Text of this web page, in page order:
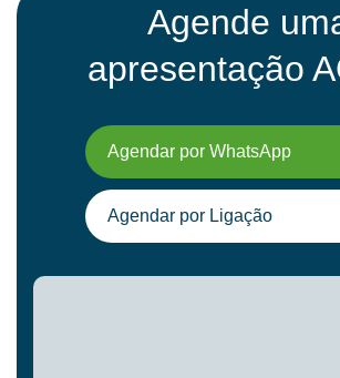
Agende
apresentação
Agendar por WhatsApp
Agendar por Ligação